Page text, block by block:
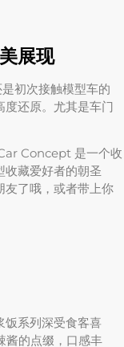
展现
初次接触模型车的
度还原。尤其是车门
Concept 是一个收
收藏爱好者的朝圣
友了哦，或者带上你
饭系列深受食客喜
酱的点缀，口感丰